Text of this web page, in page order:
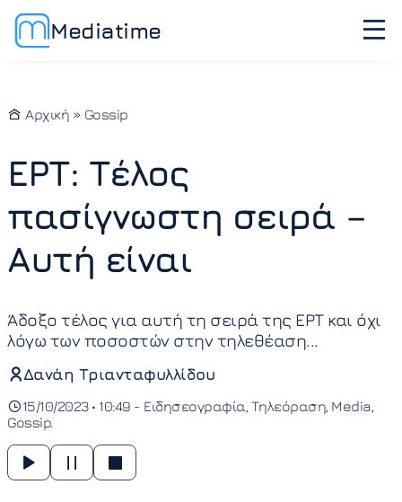
Mediatime
Αρχική » Gossip
ΕΡΤ: Τέλος
πασίγνωστη σειρά –
Αυτή είναι
Άδοξο τέλος για αυτή τη σειρά της ΕΡΤ και όχι
λόγω των ποσοστών στην τηλεθέαση...
Δανάη Τριανταφυλλίδου
15/10/2023 • 10:49 - Ειδησεογραφία Τηλεόραση Media
Gossip